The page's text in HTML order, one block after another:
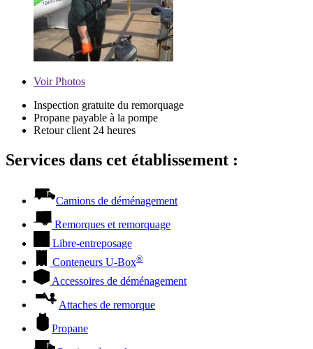
VoirPhotos
Inspection gratuite du remorquage
Propane payable à la pompe
Retour client 24 heures
Services dans cet établissement :
Camions de déménagement
Remorques et remorquage
Libre-entreposage
Conteneurs U-Box®
Accessoires de déménagement
Attaches de remorque
Propane